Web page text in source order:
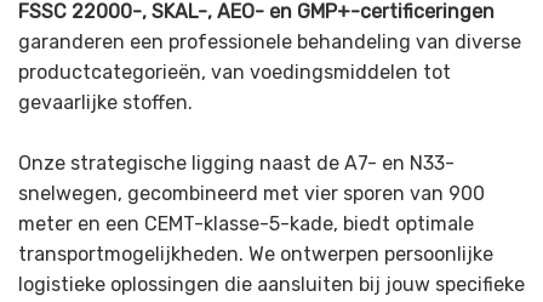
FSSC 22000-, SKAL-, AEO- en GMP+-certificeringen
garanderen een professionele behandeling van diverse
productcategorieën, van voedingsmiddelen tot
gevaarlijke stoffen.
Onze strategische ligging naast de A7- en N33-
snelwegen, gecombineerd met vier sporen van 900
meter en een CEMT-klasse-5-kade, biedt optimale
transportmogelijkheden. We ontwerpen persoonlijke
logistieke oplossingen die aansluiten bij jouw specifieke